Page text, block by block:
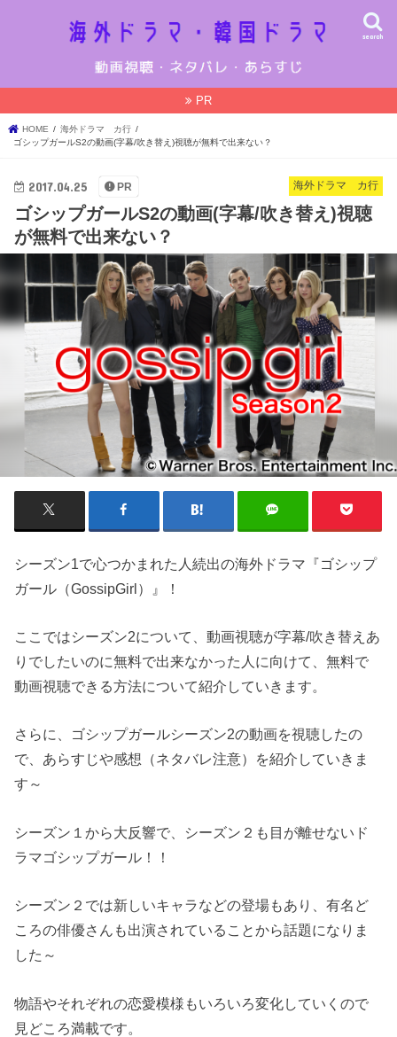
search
PR
HOME
海外ドラマ カ行
ゴシップガールS2の動画(字幕/吹き替え)視聴が無料で出来ない？
海外ドラマ カ行
2017.04.25 PR
ゴシップガールS2の動画(字幕/吹き替え)視聴
が無料で出来ない？
シーズン1で心つかまれた人続出の海外ドラマ『ゴシップ
ガール（GossipGirl）』！
ここではシーズン2について、動画視聴が字幕/吹き替えあ
りでしたいのに無料で出来なかった人に向けて、無料で
動画視聴できる方法について紹介していきます。
さらに、ゴシップガールシーズン2の動画を視聴したの
で、あらすじや感想（ネタバレ注意）を紹介していきま
す～
シーズン１から大反響で、シーズン２も目が離せないド
ラマゴシップガール！！
シーズン２では新しいキャラなどの登場もあり、有名ど
ころの俳優さんも出演されていることから話題になりま
した～
物語やそれぞれの恋愛模様もいろいろ変化していくので
見どころ満載です。